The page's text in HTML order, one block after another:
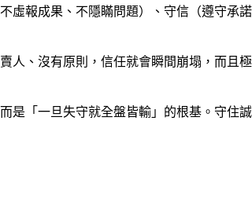
報成果、不隱瞞問題）、守信（遵守承
人、沒有原則，信任就會瞬間崩塌，而
「一旦失守就全盤皆輸」的根基。守住